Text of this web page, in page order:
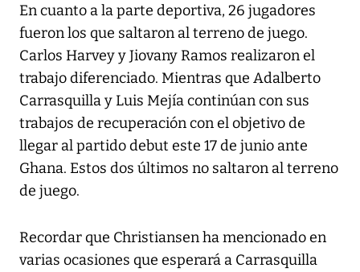
En cuanto a la parte deportiva, 26 jugadores
fueron los que saltaron al terreno de juego.
Carlos Harvey y Jiovany Ramos realizaron el
trabajo diferenciado. Mientras que Adalberto
Carrasquilla y Luis Mejía continúan con sus
trabajos de recuperación con el objetivo de
llegar al partido debut este 17 de junio ante
Ghana. Estos dos últimos no saltaron al terreno
de juego.
Recordar que Christiansen ha mencionado en
varias ocasiones que esperará a Carrasquilla